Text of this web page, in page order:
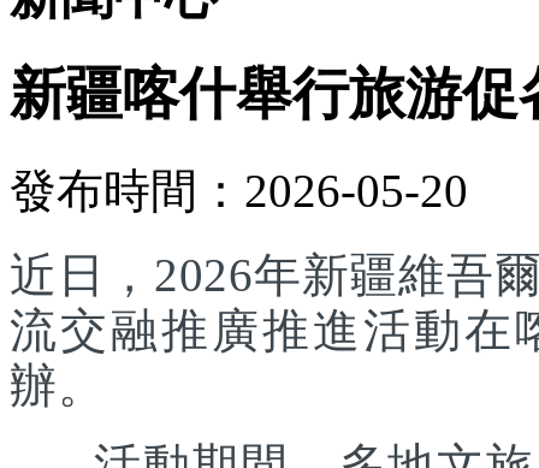
新疆喀什舉行旅游
發布時間：2026-05-20
近日，2026年新疆維吾
流交融推廣推進活動在
辦。